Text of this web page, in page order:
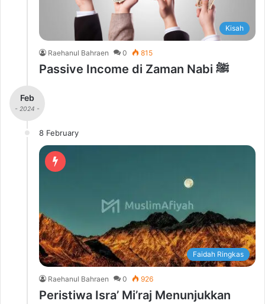
Kisah
Raehanul Bahraen 0 815
Passive Income di Zaman Nabi ﷺ
Feb
- 2024 -
8 February
Faidah Ringkas
Raehanul Bahraen 0 926
Peristiwa Isra’ Mi’raj Menunjukkan